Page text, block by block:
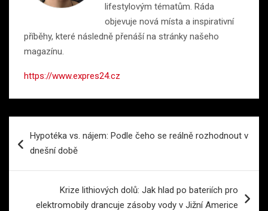
lifestylovým tématům. Ráda
objevuje nová místa a inspirativní
příběhy, které následně přenáší na stránky našeho
magazínu.
https://www.expres24.cz
proHypotéka vs. nájem: Podle čeho se reálně rozhodnout v
dnešní době
Krize lithiových dolů: Jak hlad po bateriích pro
elektromobily drancuje zásoby vody v Jižní Americe